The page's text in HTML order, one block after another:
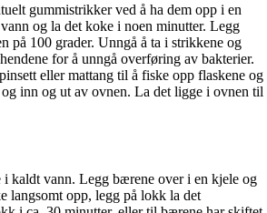
gummistrikker ved å ha dem opp i en
og la det koke i noen minutter. Legg
på 100 grader. Unngå å ta i strikkene og
for å unngå overføring av bakterier.
eller mattang til å fiske opp flaskene og
inn og ut av ovnen. La det ligge i ovnen til
kaldt vann. Legg bærene over i en kjele og
langsomt opp, legg på lokk la det